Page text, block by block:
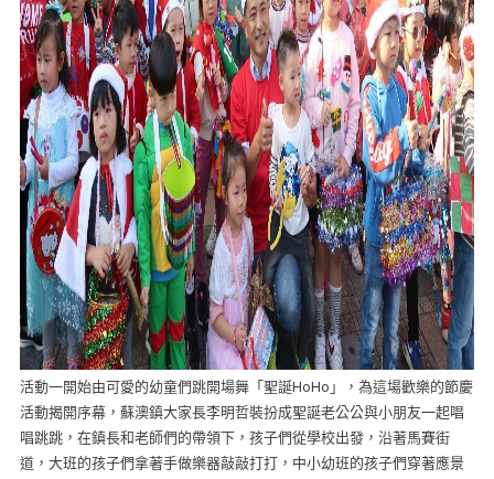
活動一開始由可愛的幼童們跳開場舞「聖誕HoHo」，為這場歡樂的節慶
活動揭開序幕，蘇澳鎮大家長李明哲裝扮成聖誕老公公與小朋友一起唱
唱跳跳，在鎮長和老師們的帶領下，孩子們從學校出發，沿著馬賽街
道，大班的孩子們拿著手做樂器敲敲打打，中小幼班的孩子們穿著應景